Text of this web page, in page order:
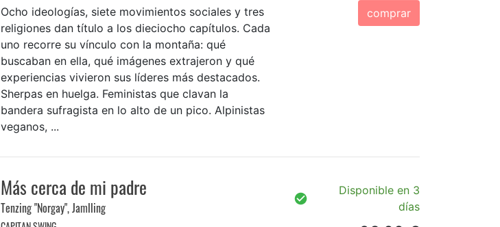
Ocho ideologías, siete movimientos sociales y tres
religiones dan título a los dieciocho capítulos. Cada
uno recorre su vínculo con la montaña: qué
buscaban en ella, qué imágenes extrajeron y qué
experiencias vivieron sus líderes más destacados.
Sherpas en huelga. Feministas que clavan la
bandera sufragista en lo alto de un pico. Alpinistas
veganos, ...
comprar
Más cerca de mi padre
Tenzing "Norgay", Jamlling
Disponible en 3
días